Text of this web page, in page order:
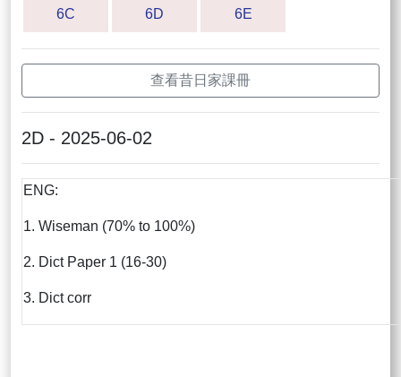
6C 6D 6E
查看昔日家課冊
2D - 2025-06-02
ENG:
1. Wiseman (70% to 100%)
2. Dict Paper 1 (16-30)
3. Dict corr